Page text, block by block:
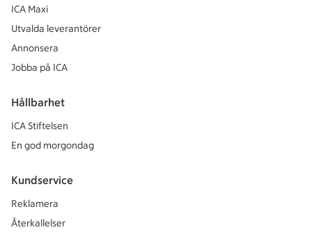
ICA Maxi
Utvalda leverantörer
Annonsera
Jobba på ICA
Hållbarhet
ICA Stiftelsen
En god morgondag
Kundservice
Reklamera
Återkallelser